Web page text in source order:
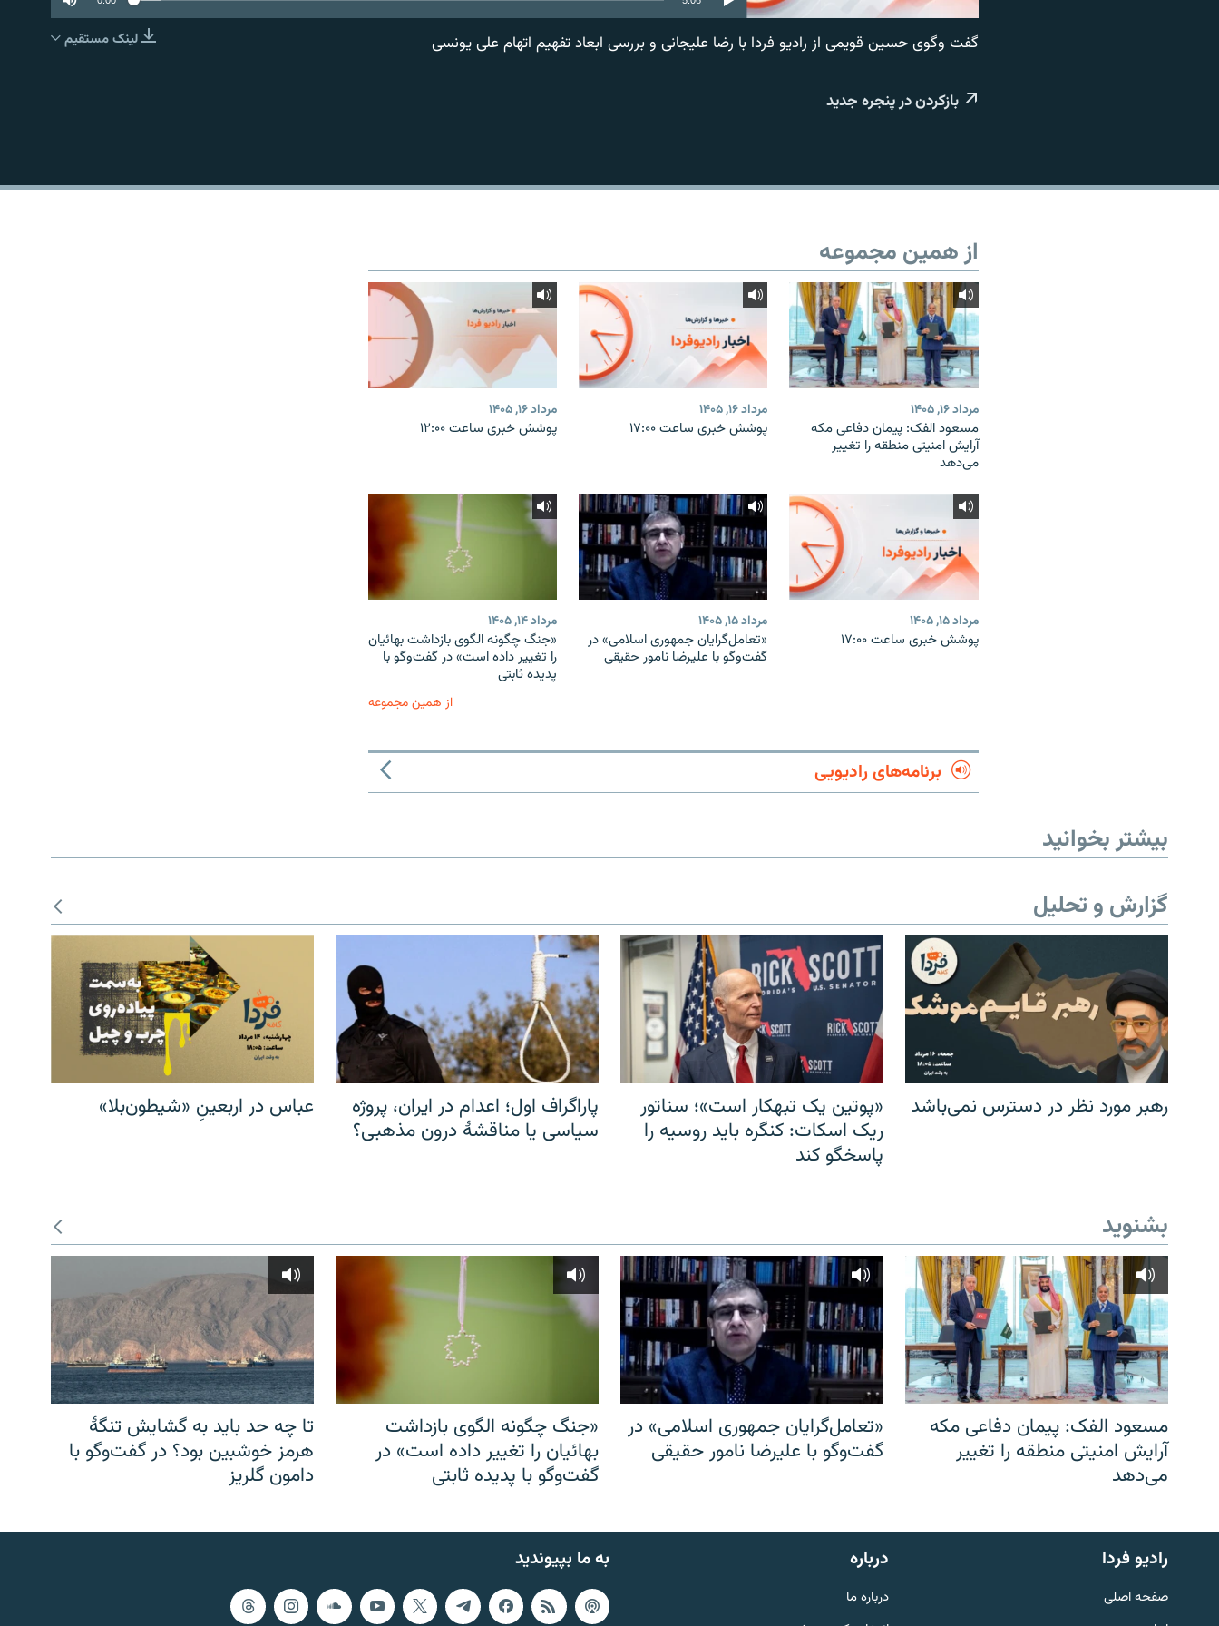
English
به ما بپیوندید
EMBED
لینک مستقیم گفت وگوی حسین قویمی از رادیو فردا با رضا علیجانی و بررسی ابعاد تفهیم اتهام علی یونسی
بازکردن در پنجره جدید
از همین مجموعه
مرداد ۱۶, ۱۴۰۵
مسعود الفک: پیمان دفاعی مکه
آرایش امنیتی منطقه را تغییر
می‌دهد
مرداد ۱۶, ۱۴۰۵
پوشش خبری ساعت ۱۷:۰۰
مرداد ۱۶, ۱۴۰۵
پوشش خبری ساعت ۱۲:۰۰
مرداد ۱۵, ۱۴۰۵
پوشش خبری ساعت ۱۷:۰۰
مرداد ۱۵, ۱۴۰۵
«تعامل‌گرایان جمهوری اسلامی» در
گفت‌وگو با علیرضا نامور حقیقی
مرداد ۱۴, ۱۴۰۵
«جنگ چگونه الگوی بازداشت بهائیان
را تغییر داده است» در گفت‌وگو با
پدیده ثابتی
از همین مجموعه
برنامه‌های رادیویی
بیشتر بخوانید
گزارش و تحلیل
رهبر مورد نظر در دسترس نمی‌باشد
«پوتین یک تبهکار است»؛ سناتور
ریک اسکات: کنگره باید روسیه را
پاسخگو کند
پاراگراف اول؛ اعدام در ایران، پروژه
سیاسی یا مناقشهٔ درون مذهبی؟
عباس در اربعینِ «شیطون‌بلا»
بشنوید
مسعود الفک: پیمان دفاعی مکه
آرایش امنیتی منطقه را تغییر
می‌دهد
«تعامل‌گرایان جمهوری اسلامی» در
گفت‌وگو با علیرضا نامور حقیقی
«جنگ چگونه الگوی بازداشت
بهائیان را تغییر داده است» در
گفت‌وگو با پدیده ثابتی
تا چه حد باید به گشایش تنگهٔ
هرمز خوشبین بود؟ در گفت‌وگو با
دامون گلریز
به ما بپیوندید رادیو فردا
صفحه اصلی
درباره
درباره ما